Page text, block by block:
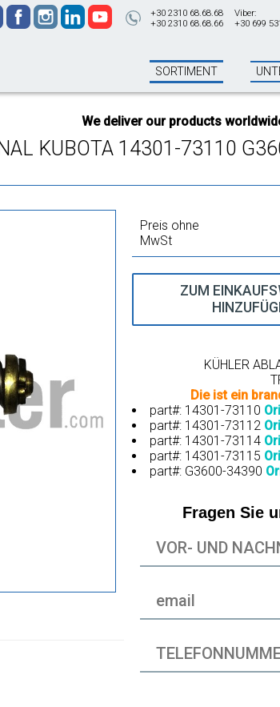
+30 2310 68.68.68
+30 2310 68.68.66
Viber:
+30 699
SORTIMENT
We deliver our products worldwide!All
KUBOTA 14301-73110
Preis ohne
MwSt
ZUM
KÜHLER
Die ist ein
part#: 14301-73110
part#: 14301-73112
part#: 14301-73114
part#: 14301-73115
part#: G3600-34390
Fragen Sie